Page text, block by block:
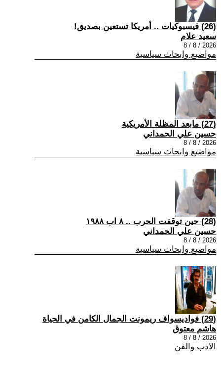
(26) فيسبوكيات .. أمريكا تستعين بصديق!
سعيد علام
2026 / 8 / 8
مواضيع وابحاث سياسية
(27) مابعد المظلة الأمريكية
حسين علي الحمداني
2026 / 8 / 8
مواضيع وابحاث سياسية
(28) حين توقفت الحرب .. ٨ اب ١٩٨٨
حسين علي الحمداني
2026 / 8 / 8
مواضيع وابحاث سياسية
(29) فواديسواف ريمونت الجمال الكامن في الحياة
هاشم معتوق
2026 / 8 / 8
الادب والفن